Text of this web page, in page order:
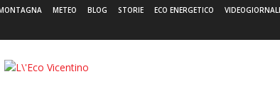
METEO BLOG STORIE ECO ENERGETICO
L'Eco